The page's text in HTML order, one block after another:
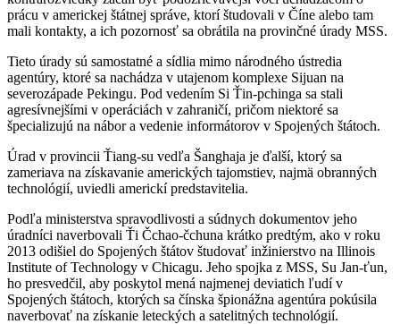
prácu v americkej štátnej správe, ktorí študovali v Číne alebo tam
mali kontakty, a ich pozornosť sa obrátila na provinčné úrady MSS.
Tieto úrady sú samostatné a sídlia mimo národného ústredia
agentúry, ktoré sa nachádza v utajenom komplexe Sijuan na
severozápade Pekingu. Pod vedením Si Ťin-pchinga sa stali
agresívnejšími v operáciách v zahraničí, pričom niektoré sa
špecializujú na nábor a vedenie informátorov v Spojených štátoch.
Úrad v provincii Ťiang-su vedľa Šanghaja je ďalší, ktorý sa
zameriava na získavanie amerických tajomstiev, najmä obranných
technológií, uviedli americkí predstavitelia.
Podľa ministerstva spravodlivosti a súdnych dokumentov jeho
úradníci naverbovali Ťi Čchao-čchuna krátko predtým, ako v roku
2013 odišiel do Spojených štátov študovať inžinierstvo na Illinois
Institute of Technology v Chicagu. Jeho spojka z MSS, Su Jan-ťun,
ho presvedčil, aby poskytol mená najmenej deviatich ľudí v
Spojených štátoch, ktorých sa čínska špionážna agentúra pokúsila
naverbovať na získanie leteckých a satelitných technológií.